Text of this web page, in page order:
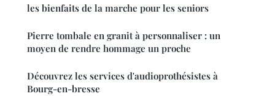
les bienfaits de la marche pour les seniors
Pierre tombale en granit à personnaliser : un
moyen de rendre hommage un proche
Découvrez les services d'audioprothésistes à
Bourg-en-bresse